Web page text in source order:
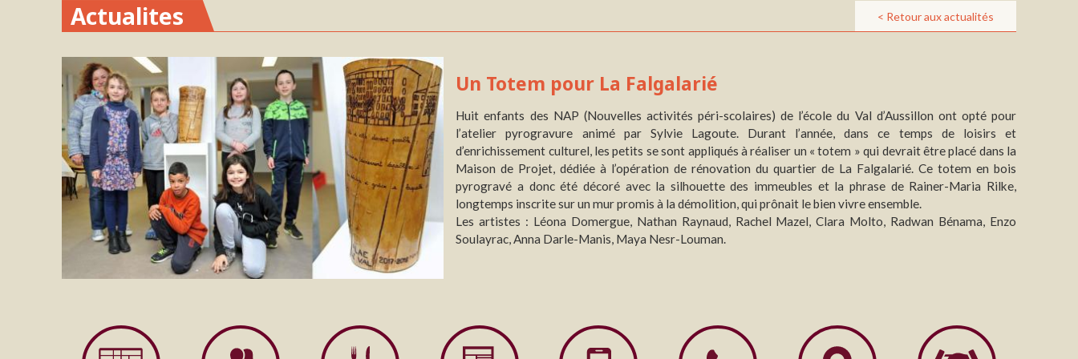
Actualites < Retour aux actualités
Un Totem pour La Falgalarié
Huit enfants des NAP (Nouvelles activités péri-scolaires) de l’école du Val d’Aussillon ont opté pour
l’atelier pyrogravure animé par Sylvie Lagoute. Durant l’année, dans ce temps de loisirs et
d’enrichissement culturel, les petits se sont appliqués à réaliser un « totem » qui devrait être placé dans la
Maison de Projet, dédiée à l’opération de rénovation du quartier de La Falgalarié. Ce totem en bois
pyrogravé a donc été décoré avec la silhouette des immeubles et la phrase de Rainer-Maria Rilke,
longtemps inscrite sur un mur promis à la démolition, qui prônait le bien vivre ensemble.
Les artistes : Léona Domergue, Nathan Raynaud, Rachel Mazel, Clara Molto, Radwan Bénama, Enzo
Soulayrac, Anna Darle-Manis, Maya Nesr-Louman.